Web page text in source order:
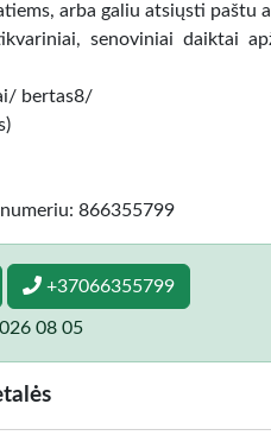
arba galiu atsiųsti
senoviniai daiktai
bertas8/
866355799
+37066355799
08 05